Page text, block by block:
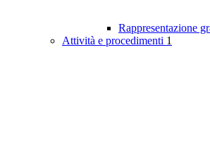
Rappresentazione
Attività e procedimenti 1